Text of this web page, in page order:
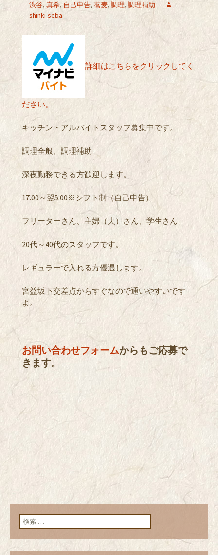
渋谷, 真希, 自己申告, 蕎麦, 調理, 調理補助
shinki-soba
詳細はこちらをクリックしてく
ださい。
キッチン・アルバイトスタッフ募集中です。
調理全般、調理補助
深夜勤務できる方歓迎します。
17:00～翌5:00※シフト制（自己申告）
フリーターさん、主婦（夫）さん、学生さん
20代～40代のスタッフです。
レギュラーで入れる方優遇します。
宮益坂下交差点からすぐなので通いやすいです
よ。
お問い合わせフォームからもご応募で
きます。
検索: